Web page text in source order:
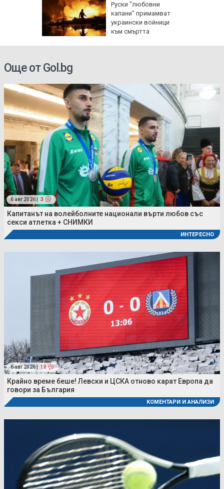
Руски "любовни
капани" примамват
украински войници
към смъртта
Още от Gol.bg
6 авг 2026 | 3
Капитанът на волейболните национали върти любов със
секси атлетка + СНИМКИ
ИНТЕРЕСНО
6 авг 2026 | 10
Крайно време беше! Левски и ЦСКА отново карат Европа да
говори за България
КОМЕНТАРИ И АНАЛИЗИ